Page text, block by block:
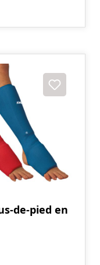
de-pied en